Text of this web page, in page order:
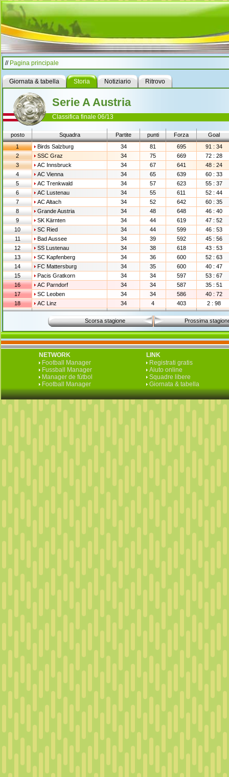
// Pagina principale
Giornata & tabella Storia Notiziario Ritrovo
Serie A Austria
Classifica finale 06/13
posto Squadra Partite punti Forza
Goal
1
Birds Salzburg 34 81 695
91 : 34
2
SSC Graz 34 75 669
72 : 28
3
AC Innsbruck 34 67 641
48 : 24
4
AC Vienna 34 65 639
60 : 33
5
AC Trenkwald 34 57 623
55 : 37
6
AC Lustenau 34 55 611
52 : 44
7
AC Altach 34 52 642
60 : 35
8
Grande Austria 34 48 648
46 : 40
9
SK Kärnten 34 44 619
47 : 52
10
SC Ried 34 44 599
46 : 53
11
Bad Aussee 34 39 592
45 : 56
12
SS Lustenau 34 38 618
43 : 53
13
SC Kapfenberg 34 36 600
52 : 63
14
FC Mattersburg 34 35 600
40 : 47
15
Pacis Gratkorn 34 34 597
53 : 67
16
AC Parndorf 34 34 587
35 : 51
17
SC Leoben 34 34 586
40 : 72
18
AC Linz 34 4 403 2 : 98
Scorsa stagione Prossima
NETWORK
Football Manager
Fussball Manager
Manager de fútbol
Football Manager
LINK
Registrati gratis
Aiuto online
Squadre libere
Giornata & tabella